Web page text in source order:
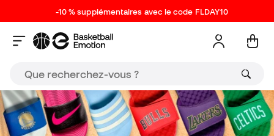
-10 % supplémentaires avec le code FLDAY10